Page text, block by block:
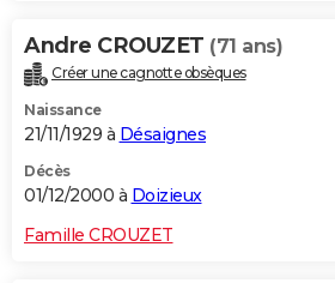
Andre CROUZET (71 ans)
Créer une cagnotte obsèques
Naissance
21/11/1929 à Désaignes
Décès
01/12/2000 à Doizieux
Famille CROUZET